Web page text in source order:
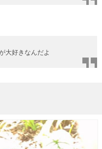
大好きなんだよ